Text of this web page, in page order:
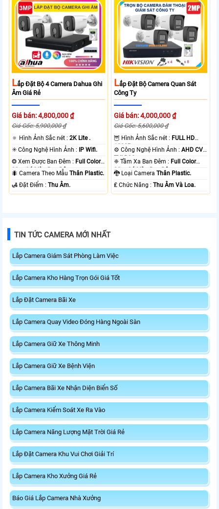
LẮp Đặt Bộ 4 Camera Dahua Ghi
Âm Giá Rẻ
Giá bán: 4,800,000 ₫
Giá Gốc: 5,900,000 ₫
🔅 Hình Ảnh Sắc nét :2K Lite .
✳️ Công Nghệ Hình Ảnh :
IP Wifi.
❂ Xem Được Ban Đêm : Full Color
30m Có Màu Ban Ðêm.
🐜 Camera Theo MẫuThân Plastic.
️🛃 Đặt Điểm :Thu Âm.
LẮp Đặt Bộ Camera Quan Sát
Công Ty
Giá bán: 4,000,000 ₫
Giá Gốc: 5,600,000 ₫
🦉 Hình Ảnh Sắc nét : FULL HD
1080P .
⚙ Công Nghệ Hình Ảnh :AHD CVI
TVI BCS.
❈ Tầm Xa Ban Đêm : Full Color
20m Có Màu Ban Ðêm.
🐉️ Loại CameraThân Plastic.
️₤ Chức Năng :Thu Âm Và Loa.
TIN TỨC CAMERA MỚI NHẤT
Lắp Camera Giám Sát Phòng Làm Việc
Lắp Camera Kho Hàng Trọn Gói Giá Tốt
Lắp Đặt Camera Bãi Xe
Lắp Camera Quay Video Đóng Hàng Ngoài Sàn
Lắp Camera Giữ Xe Thông Minh
Lắp Camera Giữ Xe Bệnh Viện
Lắp Camera Bãi Xe Nhận Diện Biển Số
Lắp Camera Kiểm Soát Xe Ra Vào
Lắp Camera Năng Lượng Mặt Trời Giá Rẻ
Lắp Đặt Camera Khu Vui Chơi Giải Trí
Lắp Camera Kho Xưởng Giá Rẻ
Báo Giá Lắp Camera Nhà Xưởng